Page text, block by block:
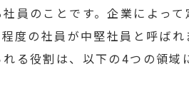
員のことです。企業によっ
度の社員が中堅社員と呼ばれ
る役割は、以下の4つの領域